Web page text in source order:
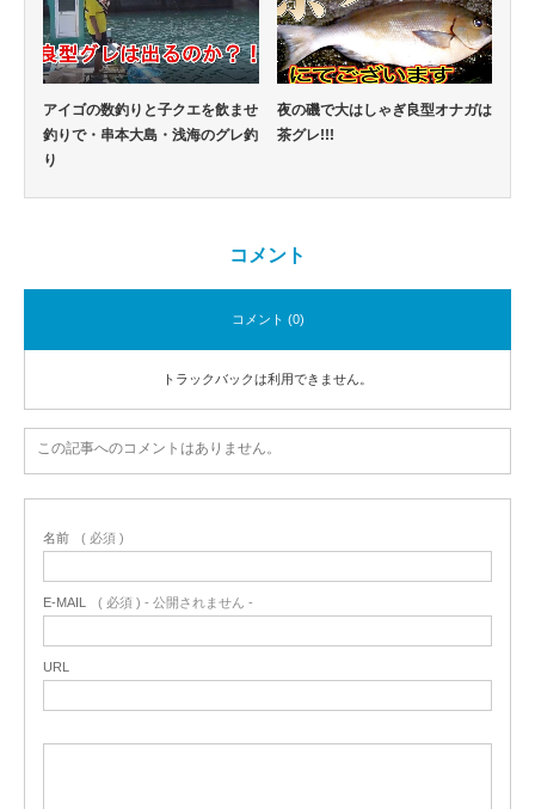
アイゴの数釣りと子クエを飲ませ
釣りで・串本大島・浅海のグレ釣
り
夜の磯で大はしゃぎ良型オナガは
茶グレ!!!
コメント
コメント (0)
トラックバックは利用できません。
この記事へのコメントはありません。
名前 ( 必須 )
E-MAIL ( 必須 ) - 公開されません -
URL